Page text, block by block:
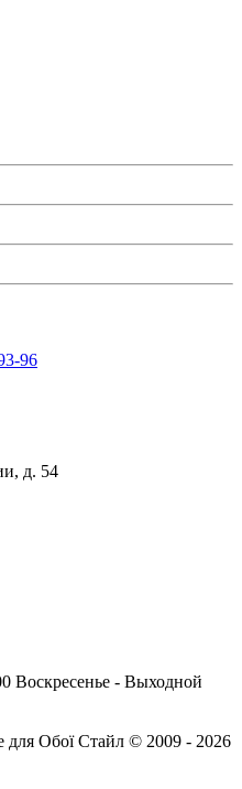
96
д. 54
Воскресенье - Выходной
для Обої Стайл © 2009 - 2026